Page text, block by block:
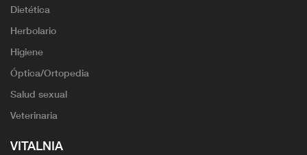
Dietética
Herbolario
Higiene
Óptica/Ortopedia
Salud sexual
Veterinaria
VITALNIA